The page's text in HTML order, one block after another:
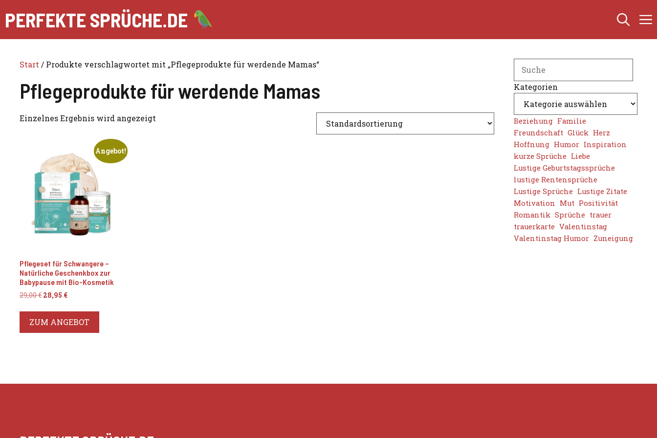
Inhalt
springen
PERFEKTE SPRÜCHE.DE
Start / Produkte verschlagwortet mit „Pflegeprodukte für werdende Mamas“
Pflegeprodukte für werdende Mamas
Einzelnes Ergebnis wird angezeigt
Angebot!
Pflegeset für Schwangere –
Natürliche Geschenkbox zur
Babypause mit Bio-Kosmetik
29,00€ Ursprünglicher
war:
29,00 €
28,95 €Aktueller
ist:
28,95 €.
ZUM ANGEBOT
Kategorien
Beziehung Familie
Freundschaft Glück Herz
Hoffnung Humor Inspiration
kurze Sprüche Liebe
Lustige Geburtstagssprüche
lustige Rentensprüche
Lustige Sprüche Lustige Zitate
Motivation Mut Positivität
Romantik Sprüche trauer
trauerkarte Valentinstag
Valentinstag Humor Zuneigung